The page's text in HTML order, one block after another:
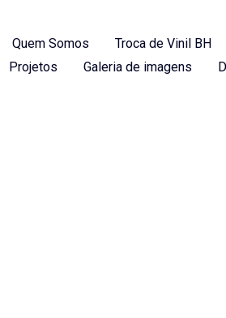
Quem Somos Troca de Vinil BH
Projetos Galeria de imagens